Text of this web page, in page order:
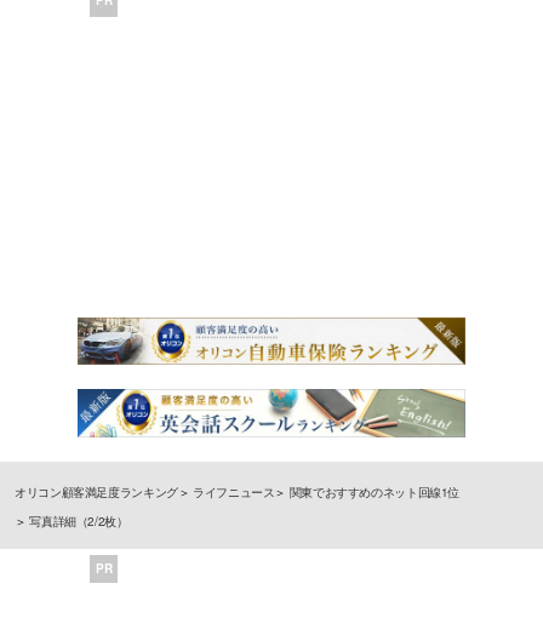
オリコン顧客満足度ランキング ライフニュース
関東でおすすめのネット回線1位
写真詳細（2/2枚）
PR